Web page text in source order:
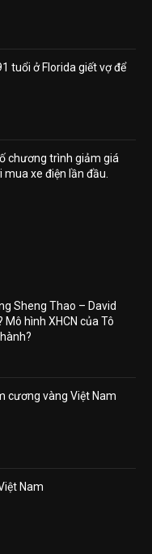
tuổi ở Florida giết vợ để
chương trình giảm giá
xe điện lần đầu.
Sheng Thao – David
Mô hình XHCN của Tô
cương vàng Việt Nam
Nam